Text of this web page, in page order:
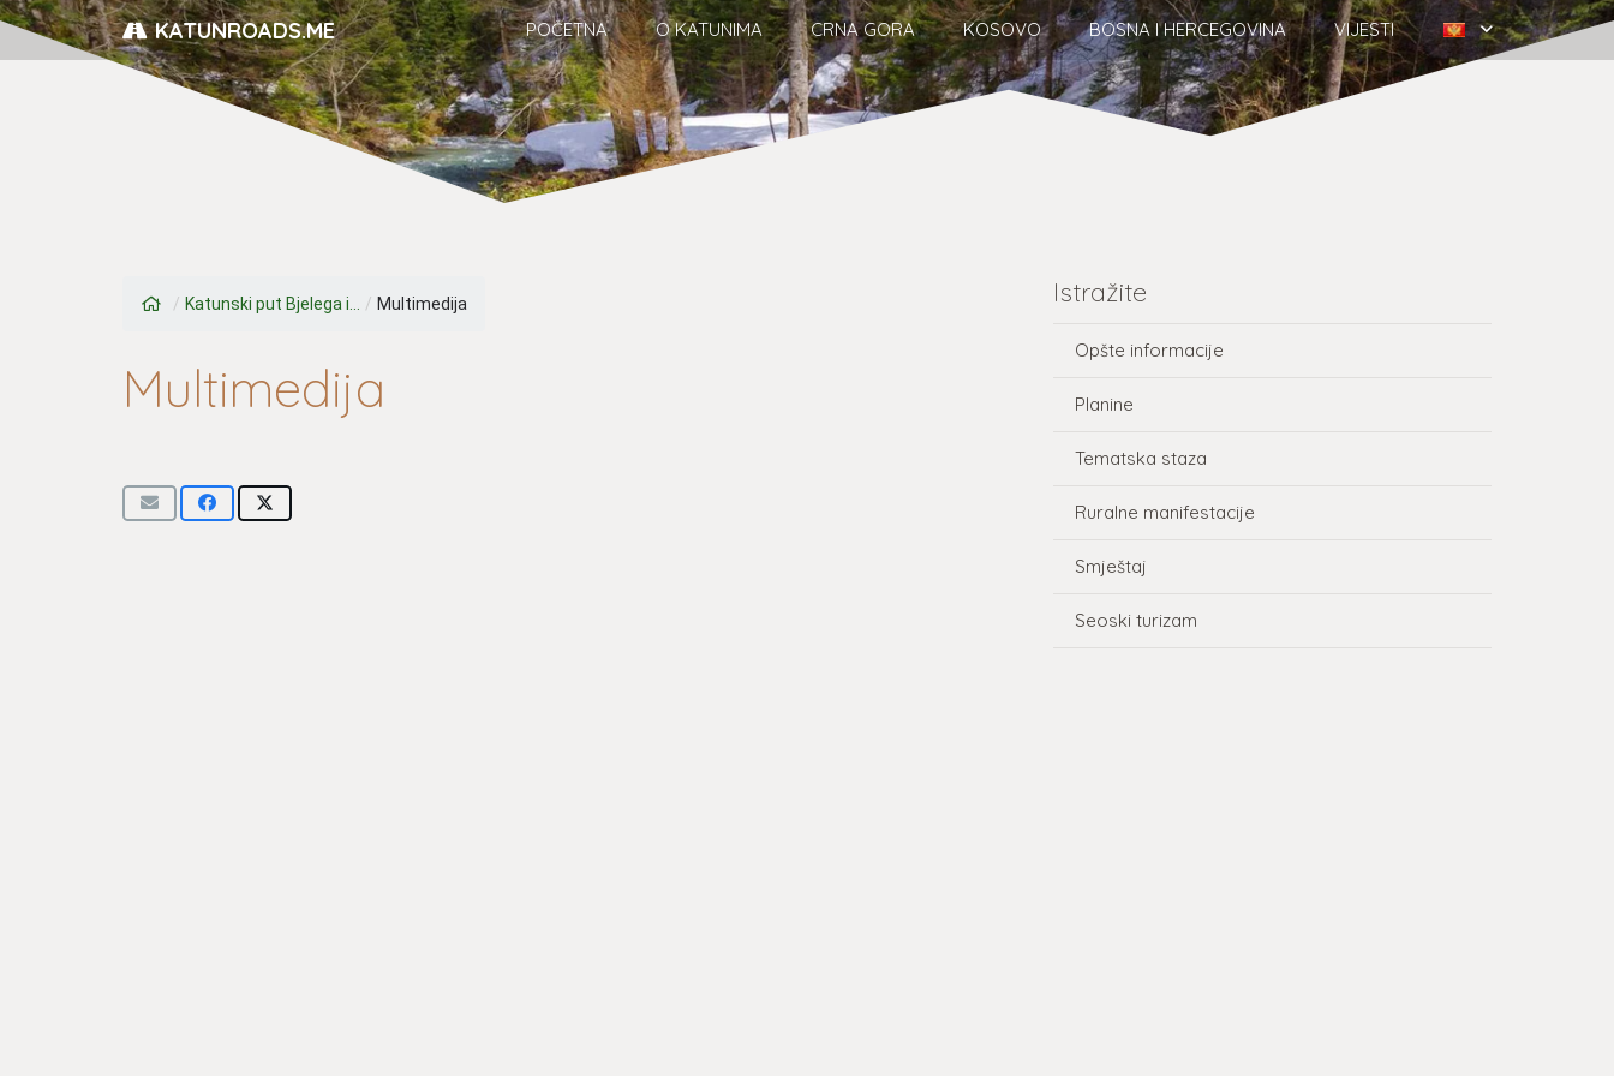
KATUNROADS.ME POČETNA O KATUNIMA CRNA GORA KOSOVO BOSNA I HERCEGOVINA VIJESTI
/ Katunski put Bjelega i... / Multimedija
Multimedija
Istražite
Opšte informacije
Planine
Tematska staza
Ruralne manifestacije
Smještaj
Seoski turizam